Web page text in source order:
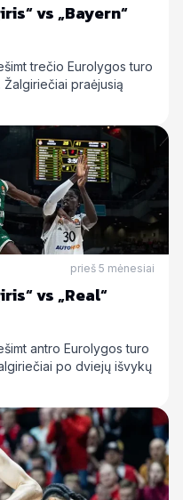
vs „Bayern“
trečio Eurolygos turo
Žalgiriečiai praėjusią
prieš 5 mėnesiai
vs „Real“
antro Eurolygos turo
po dviejų išvykų